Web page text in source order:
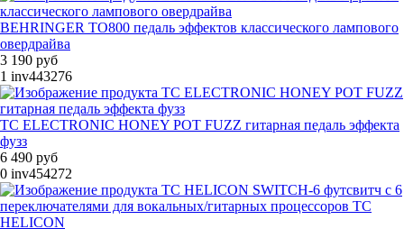
BEHRINGER TO800 педаль эффектов классического лампового
овердрайва
3 190 руб
1 inv443276
TC ELECTRONIC HONEY POT FUZZ гитарная педаль эффекта
фузз
6 490 руб
0 inv454272